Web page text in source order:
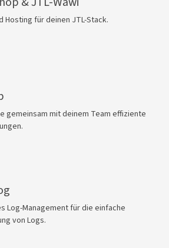
Hosting für deinen JTL-Stack.
gemeinsam mit deinem Team effiziente
Log-Management für die einfache
von Logs.